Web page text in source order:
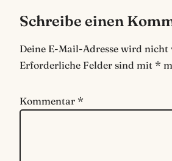
Schreibe einen
Deine E-Mail-Adresse wird
Erforderliche Felder sind mit *
Kommentar *